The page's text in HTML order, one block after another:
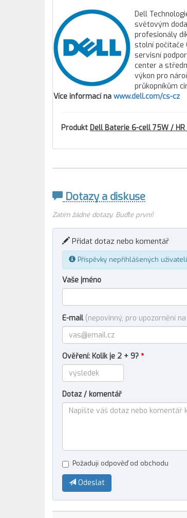
Dell
světovým
profesionály
stolní počítače
servisní
center a
výkon pro
průkopníkům
Více informací na www.dell.com/cs-cz
Produkt Dell Baterie 6-cell 75W / HR
Dotazy a diskuse
Zatím žádné dotazy. Buďte první!
Přidat dotaz nebo komentář
Příspěvky nepřihlášených
Vaše jméno
E-mail (nepovinný, pro upozornění
Ověření: Kolik je 2 + 9? *
Dotaz / komentář
Požaduji odpověď od obchodu
Odeslat